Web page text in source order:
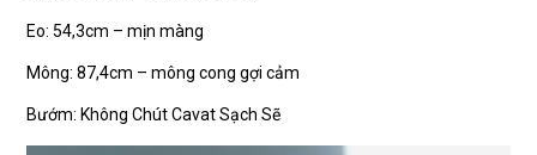
Eo: 54,3cm – mịn màng
Mông: 87,4cm – mông cong gợi cảm
Bướm: Không Chút Cavat Sạch Sẽ